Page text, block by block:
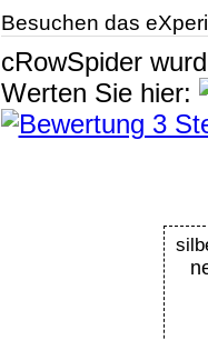
Besuchen das
cRowSpider
Werten Sie hier: